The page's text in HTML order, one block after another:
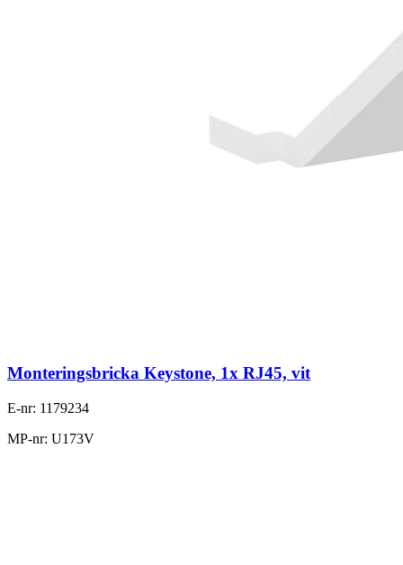
Monteringsbricka Keystone, 1x RJ45, vit
E-nr: 1179234
MP-nr: U173V